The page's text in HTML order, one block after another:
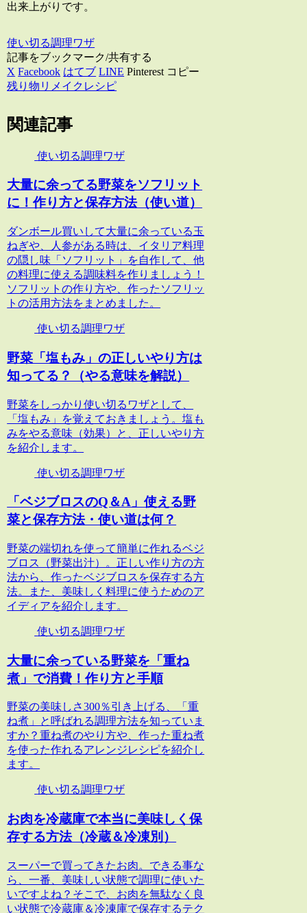
出来上がりです。
使い切る調理ワザ
記事をブックマーク/共有する
X Facebook はてブ LINE Pinterest コピー
残り物リメイクレシピ
関連記事
使い切る調理ワザ
大量に余ってる野菜をソフリット
に！作り方と保存方法（使い道）
ダンボール買いして大量に余っている玉
ねぎや、人参がある時は、イタリア料理
の隠し味「ソフリット」を自作して、他
の料理に使える調味料を作りましょう！
ソフリットの作り方や、作ったソフリッ
トの活用方法をまとめました。
使い切る調理ワザ
野菜「塩もみ」の正しいやり方は
知ってる？（やる意味を解説）
野菜をしっかり使い切るワザとして、
「塩もみ」を覚えておきましょう。塩も
みをやる意味（効果）と、正しいやり方
を紹介します。
使い切る調理ワザ
「ベジブロスのQ＆A」使える野
菜と保存方法・使い道は何？
野菜の端切れを使って簡単に作れるベジ
ブロス（野菜出汁）。正しい作り方の方
法から、作ったベジブロスを保存する方
法。また、美味しく料理に使うためのア
イディアを紹介します。
使い切る調理ワザ
大量に余っている野菜を「重ね
煮」で消費！作り方と手順
野菜の美味しさ300％引き上げる、「重
ね煮」と呼ばれる調理方法を知っていま
すか？重ね煮のやり方や、作った重ね煮
を使った作れるアレンジレシピを紹介し
ます。
使い切る調理ワザ
お肉を冷蔵庫で本当に美味しく保
存する方法（冷蔵＆冷凍別）
スーパーで買ってきたお肉。できる事な
ら、一番、美味しい状態で調理に使いた
いですよね？そこで、お肉を無駄なく良
い状態で冷蔵庫＆冷凍庫で保存するテク